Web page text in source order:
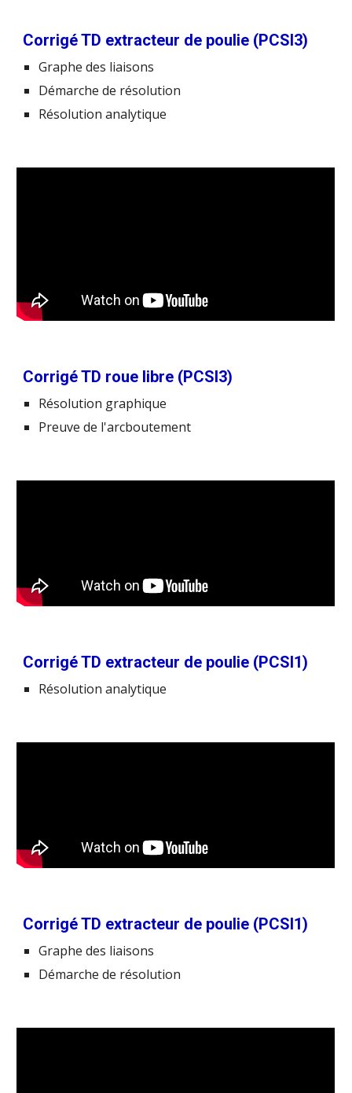
Corrigé TD extracteur de poulie (PCSI3)
Graphe des liaisons
Démarche de résolution
Résolution analytique
Corrigé TD roue libre (PCSI3)
Résolution graphique
Preuve de l'arcboutement
Corrigé TD extracteur de poulie (PCSI1)
Résolution analytique
Corrigé TD extracteur de poulie (PCSI1)
Graphe des liaisons
Démarche de résolution